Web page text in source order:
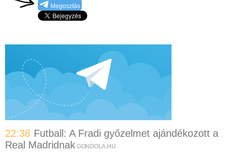
Megosztás
22:38 Futball: A Fradi győzelmet ajándékozott a
Real Madridnak GONDOLA.HU